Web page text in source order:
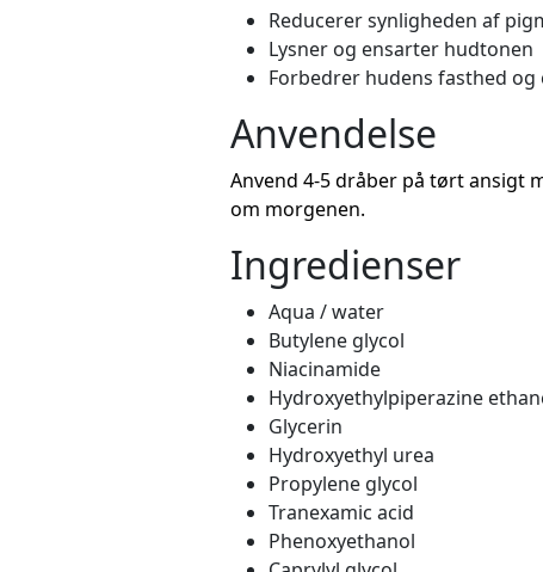
Reducerer synligheden af
Lysner og ensarter hudtonen
Forbedrer hudens fasthed og
Anvendelse
Anvend 4-5 dråber på tørt ansigt
om morgenen.
Ingredienser
Aqua / water
Butylene glycol
Niacinamide
Hydroxyethylpiperazine
Glycerin
Hydroxyethyl urea
Propylene glycol
Tranexamic acid
Phenoxyethanol